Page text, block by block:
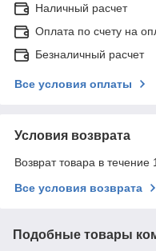
Наличный расчет
Оплата по счету на
Безналичный расчет
Все условия оплаты
Условия возврата
Возврат товара в
Все условия возврата
Подобные товары